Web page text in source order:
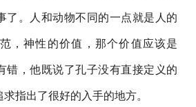
了。人和动物不同的一点就是人的
，神性的价值，那个价值应该是
错，他既说了孔子没有直接定义的
指出了很好的入手的地方。